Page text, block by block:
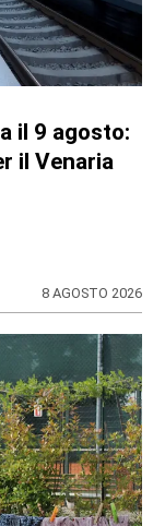
il 9 agosto:
il Venaria
8 AGOSTO 2026